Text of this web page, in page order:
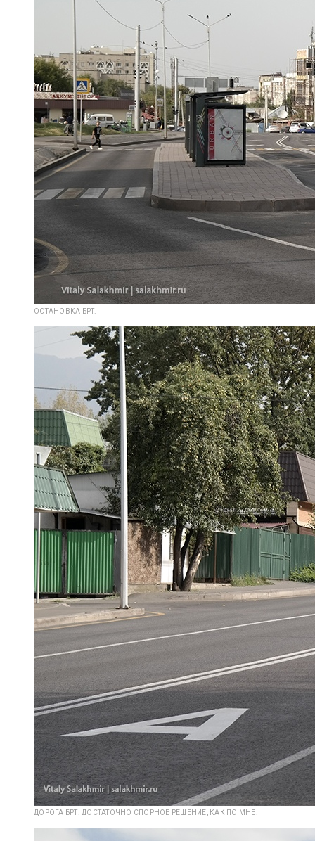
ОСТАНОВКА БРТ.
ДОРОГА БРТ. ДОСТАТОЧНО СПОРНОЕ РЕШЕНИЕ, КАК ПО МНЕ.